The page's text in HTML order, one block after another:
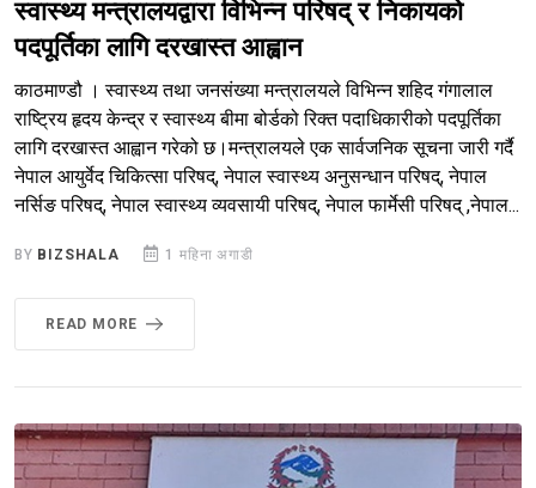
स्वास्थ्य मन्त्रालयद्वारा विभिन्न परिषद् र निकायको
पदपूर्तिका लागि दरखास्त आह्वान
काठमाण्डौ । स्वास्थ्य तथा जनसंख्या मन्त्रालयले विभिन्न शहिद गंगालाल
राष्ट्रिय हृदय केन्द्र र स्वास्थ्य बीमा बोर्डको रिक्त पदाधिकारीको पदपूर्तिका
लागि दरखास्त आह्वान गरेको छ।मन्त्रालयले एक सार्वजनिक सूचना जारी गर्दै
नेपाल आयुर्वेद चिकित्सा परिषद्, नेपाल स्वास्थ्य अनुसन्धान परिषद्, नेपाल
नर्सिङ परिषद्, नेपाल स्वास्थ्य व्यवसायी परिषद्, नेपाल फार्मेसी परिषद् ,नेपाल...
BY BIZSHALA 1 महिना अगाडी
READ MORE